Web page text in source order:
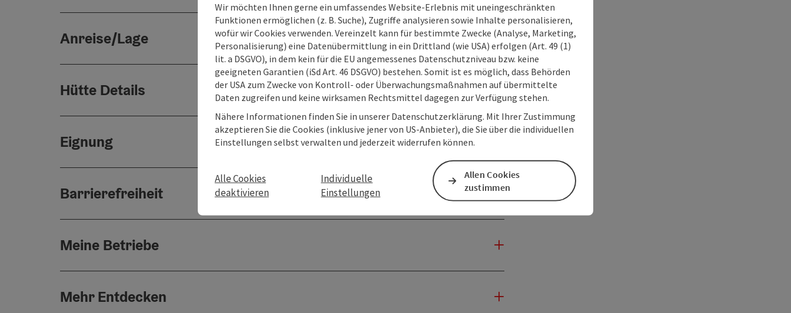
Anreise/Lage
Hütte Details
Eignung
Barrierefreiheit
Meine Betriebe
Mehr Entdecken
Wir möchten Ihnen gerne ein umfassendes Website-Erlebnis mit uneingeschränkten
Funktionen ermöglichen (z. B. Suche), Zugriffe analysieren sowie Inhalte personalisieren,
wofür wir Cookies verwenden. Vereinzelt kann für bestimmte Zwecke (Analyse, Marketing,
Personalisierung) eine Datenübermittlung in ein Drittland (wie USA) erfolgen (Art. 49 (1)
lit. a DSGVO), in dem kein für die EU angemessenes Datenschutzniveau bzw. keine
geeigneten Garantien (iSd Art. 46 DSGVO) bestehen. Somit ist es möglich, dass Behörden
der USA zum Zwecke von Kontroll- oder Überwachungsmaßnahmen auf übermittelte
Daten zugreifen und keine wirksamen Rechtsmittel dagegen zur Verfügung stehen.
Nähere Informationen finden Sie in unserer Datenschutzerklärung. Mit Ihrer Zustimmung
akzeptieren Sie die Cookies (inklusive jener von US-Anbieter), die Sie über die individuellen
Einstellungen selbst verwalten und jederzeit widerrufen können.
Alle Cookies
deaktivieren
Individuelle
Einstellungen
Allen Cookies
zustimmen